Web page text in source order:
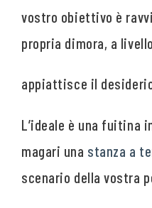
vostro obiettivo è
propria dimora, a
appiattisce il
L’ideale è una fuitina
magari una stanza a
scenario della vostra